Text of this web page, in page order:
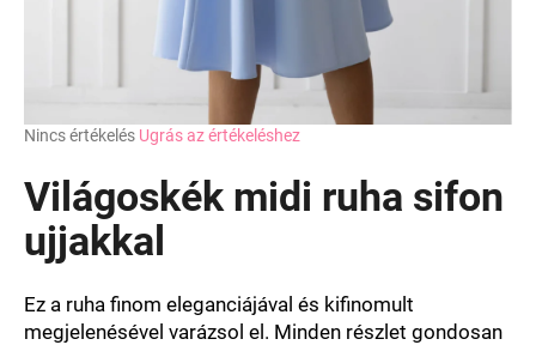
A
átlagos
értékelése
ből
csillag.
Nincs értékelés Ugrás az értékeléshez
Világoskék midi ruha sifon
ujjakkal
Ez a ruha finom eleganciájával és kifinomult
megjelenésével varázsol el. Minden részlet gondosan